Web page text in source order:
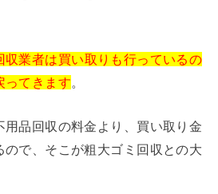
収業者は買い取りも行っているの
ってきます。
品回収の料金より、買い取り金
で、そこが粗大ゴミ回収との大